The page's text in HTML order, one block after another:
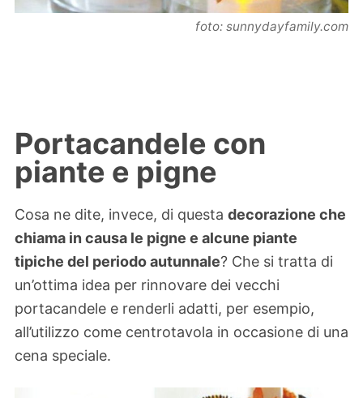
foto: sunnydayfamily.com
Portacandele con
piante e pigne
Cosa ne dite, invece, di questa decorazione che
chiama in causa le pigne e alcune piante
tipiche del periodo autunnale? Che si tratta di
un’ottima idea per rinnovare dei vecchi
portacandele e renderli adatti, per esempio,
all’utilizzo come centrotavola in occasione di una
cena speciale.